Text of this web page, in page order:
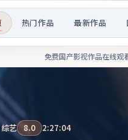
热门作品 最新作品
看——热播国
免费国产影视作品在线观
综艺 8.0 2:27:04